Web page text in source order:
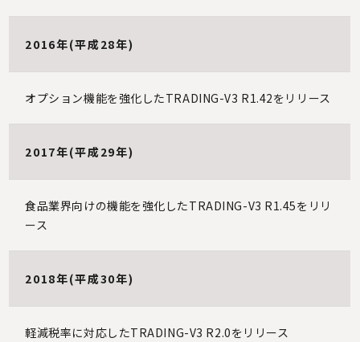
2016年(平成28年)
オプション機能を強化したTRADING-V3 R1.42をリリース
2017年(平成29年)
食品業界向けの機能を強化したTRADING-V3 R1.45をリリ
ース
2018年(平成30年)
軽減税率に対応したTRADING-V3 R2.0をリリース